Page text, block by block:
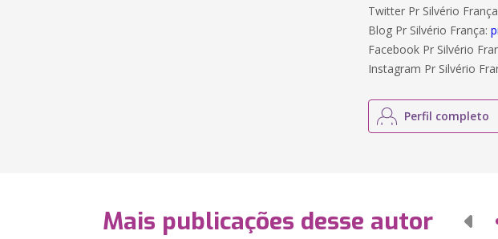
Twitter Pr Silvério
Blog Pr Silvério França:
Facebook Pr Silvério
Instagram Pr Silvério
Perfil completo
Mais publicações desse autor